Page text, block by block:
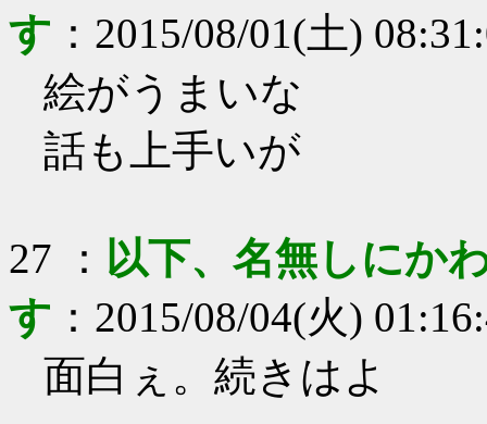
す ： 2015/08/01(土)
絵がうまいな
話も上手いが
27 ： 以下、名無しにか
す ： 2015/08/04(火)
面白ぇ。続きはよ